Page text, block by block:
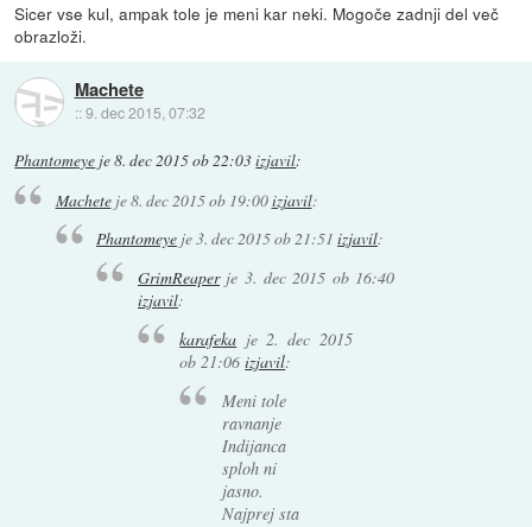
Sicer vse kul, ampak tole je meni kar neki. Mogoče zadnji del več
obrazloži.
Machete
::9. dec 2015, 07:32
Phantomeye je8. dec 2015 ob 22:03izjavil:
Macheteje8. dec 2015 ob 19:00izjavil:
Phantomeye je3. dec 2015 ob 21:51 izjavil:
GrimReaperje 3. dec 2015 ob 16:40
izjavil:
karafeka je 2. dec 2015
ob 21:06 izjavil:
Meni tole
ravnanje
Indijanca
sploh ni
jasno.
Najprej sta